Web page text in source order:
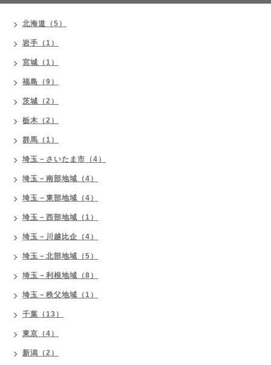
北海道（5）
岩手（1）
宮城（1）
福島（9）
茨城（2）
栃木（2）
群馬（1）
埼玉－さいたま市（4）
埼玉－南部地域（4）
埼玉－東部地域（4）
埼玉－西部地域（1）
埼玉－川越比企（4）
埼玉－北部地域（5）
埼玉－利根地域（8）
埼玉－秩父地域（1）
千葉（13）
東京（4）
新潟（2）